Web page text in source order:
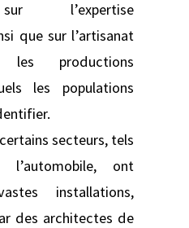
l’expertise
que sur l’artisanat
productions
les populations
secteurs, tels
ont
installations,
des architectes de